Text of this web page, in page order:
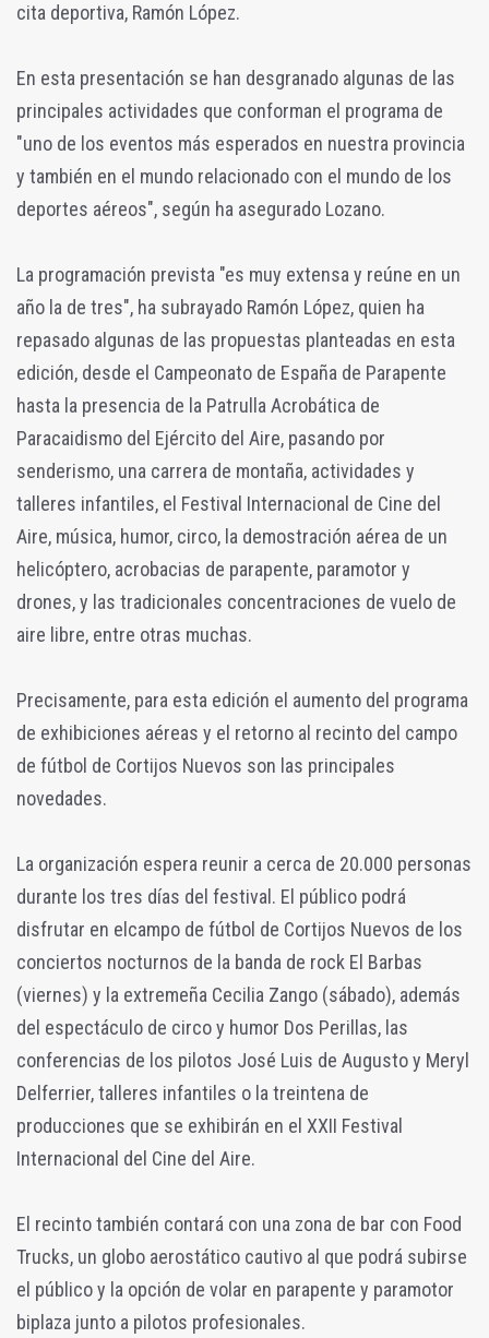
cita deportiva, Ramón López.
En esta presentación se han desgranado algunas de las
principales actividades que conforman el programa de
"uno de los eventos más esperados en nuestra provincia
y también en el mundo relacionado con el mundo de los
deportes aéreos", según ha asegurado Lozano.
La programación prevista "es muy extensa y reúne en un
año la de tres", ha subrayado Ramón López, quien ha
repasado algunas de las propuestas planteadas en esta
edición, desde el Campeonato de España de Parapente
hasta la presencia de la Patrulla Acrobática de
Paracaidismo del Ejército del Aire, pasando por
senderismo, una carrera de montaña, actividades y
talleres infantiles, el Festival Internacional de Cine del
Aire, música, humor, circo, la demostración aérea de un
helicóptero, acrobacias de parapente, paramotor y
drones, y las tradicionales concentraciones de vuelo de
aire libre, entre otras muchas.
Precisamente, para esta edición el aumento del programa
de exhibiciones aéreas y el retorno al recinto del campo
de fútbol de Cortijos Nuevos son las principales
novedades.
La organización espera reunir a cerca de 20.000 personas
durante los tres días del festival. El público podrá
disfrutar en elcampo de fútbol de Cortijos Nuevos de los
conciertos nocturnos de la banda de rock El Barbas
(viernes) y la extremeña Cecilia Zango (sábado), además
del espectáculo de circo y humor Dos Perillas, las
conferencias de los pilotos José Luis de Augusto y Meryl
Delferrier, talleres infantiles o la treintena de
producciones que se exhibirán en el XXII Festival
Internacional del Cine del Aire.
El recinto también contará con una zona de bar con Food
Trucks, un globo aerostático cautivo al que podrá subirse
el público y la opción de volar en parapente y paramotor
biplaza junto a pilotos profesionales.